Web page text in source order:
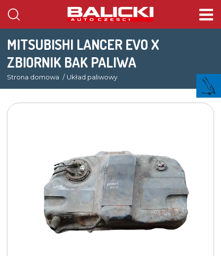
MITSUBISHI LANCER EVO X
ZBIORNIK BAK PALIWA
Strona domowa Układ paliwowy